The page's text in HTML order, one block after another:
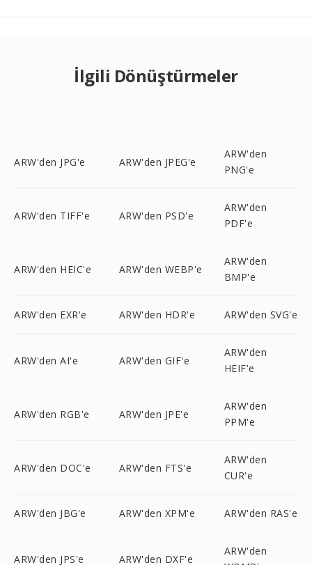
İlgili Dönüştürmeler
ARW'den JPG'e ARW'den JPEG'e
ARW'den
PNG'e
ARW'den TIFF'e ARW'den PSD'e
ARW'den
PDF'e
ARW'den HEIC'e ARW'den WEBP'e
ARW'den
BMP'e
ARW'den EXR'e ARW'den HDR'e ARW'den SVG'e
ARW'den AI'e ARW'den GIF'e
ARW'den
HEIF'e
ARW'den RGB'e ARW'den JPE'e
ARW'den
PPM'e
ARW'den DOC'e ARW'den FTS'e
ARW'den
CUR'e
ARW'den JBG'e ARW'den XPM'e ARW'den RAS'e
ARW'den JPS'e ARW'den DXF'e
ARW'den